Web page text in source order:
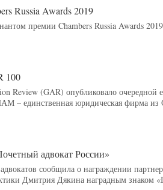
Russia Awards 2019
премии Chambers Russia Awards
100
Review (GAR) опубликовало очередной
– единственная юридическая фирма
адвокат России»
сообщила о награждении
Дмитрия Дякина наградным знаком